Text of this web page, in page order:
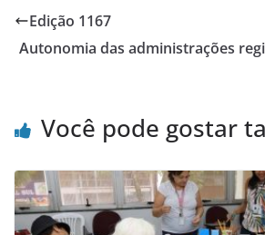
Edição 1167
Autonomia das administrações
Você pode gostar